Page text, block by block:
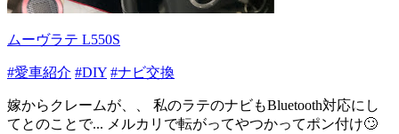
ムーヴラテ L550S
#愛車紹介 #DIY #ナビ交換
嫁からクレームが、、 私のラテのナビもBluetooth対応にし
てとのことで... メルカリで転がってやつかってポン付け🙄